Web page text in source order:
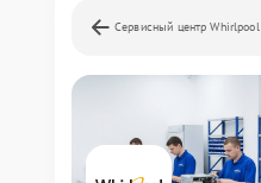
Сервисный центр Whirlpool